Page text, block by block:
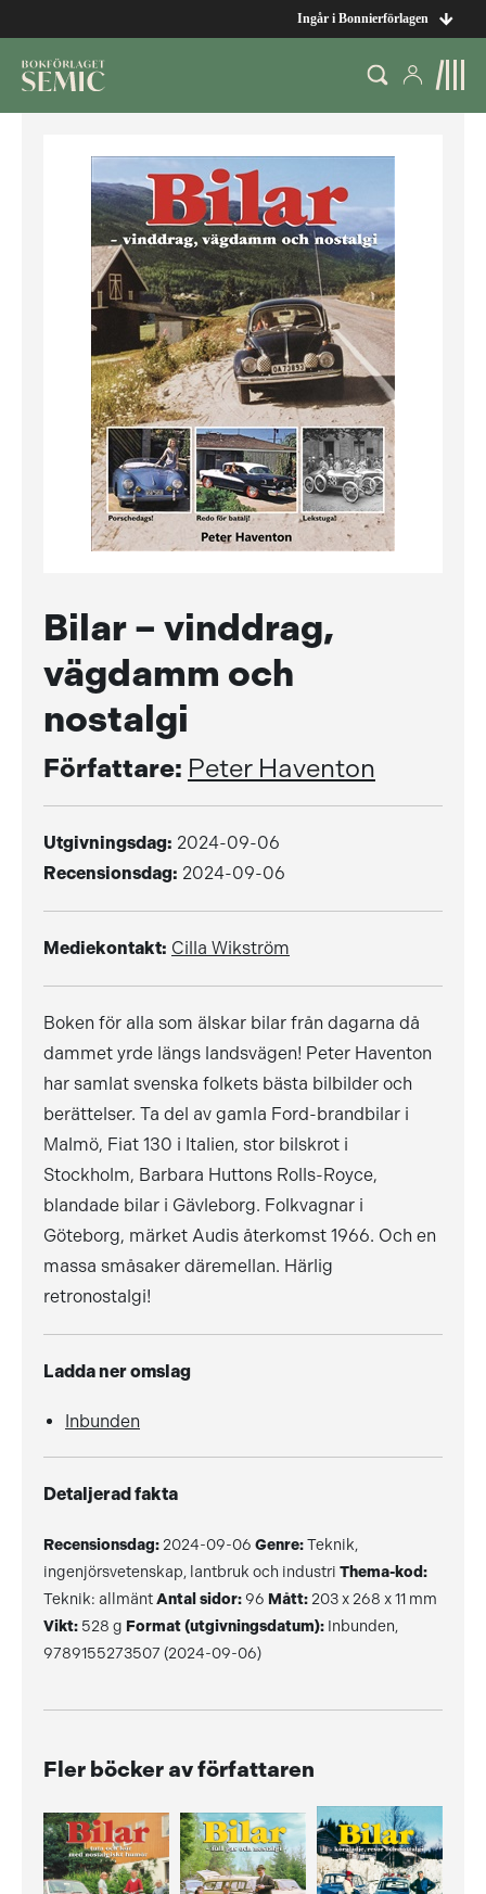
Ingår i Bonnierförlagen
Bilar – vinddrag,
vägdamm och
nostalgi
Författare: Peter Haventon
Utgivningsdag: 2024-09-06
Recensionsdag: 2024-09-06
Mediekontakt: Cilla Wikström
Boken för alla som älskar bilar från dagarna då
dammet yrde längs landsvägen! Peter Haventon
har samlat svenska folkets bästa bilbilder och
berättelser. Ta del av gamla Ford-brandbilar i
Malmö, Fiat 130 i Italien, stor bilskrot i
Stockholm, Barbara Huttons Rolls-Royce,
blandade bilar i Gävleborg. Folkvagnar i
Göteborg, märket Audis återkomst 1966. Och en
massa småsaker däremellan. Härlig
retronostalgi!
Ladda ner omslag
Inbunden
Detaljerad fakta
Recensionsdag: 2024-09-06 Genre:Teknik,
ingenjörsvetenskap, lantbruk och industri Thema-kod:
Teknik: allmäntAntal sidor:96 Mått: 203 x 268 x 11 mm
Vikt: 528 g Format (utgivningsdatum): Inbunden,
9789155273507 (2024-09-06)
Fler böcker av författaren